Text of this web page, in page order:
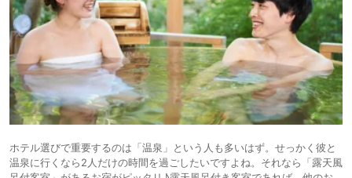
ホテル選びで重要するのは「温泉」という人も多いはず。せっかく彼と
温泉に行くなら2人だけの時間を過ごしたいですよね。それなら「露天風